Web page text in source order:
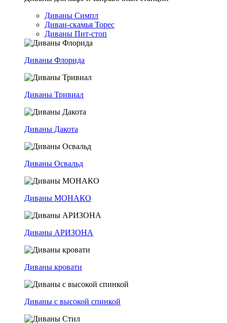
Диваны Симпл
Диван-скамья Торес
Диваны Пит-стоп
Диваны Флорида
Диваны Тривиал
Диваны Дакота
Диваны Освальд
Диваны МОНАКО
Диваны АРИЗОНА
Диваны кровати
Диваны с высокой спинкой